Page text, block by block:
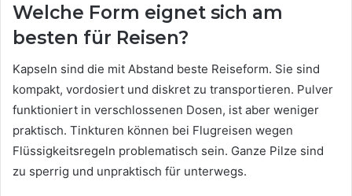
Welche Form eignet sich am
besten für Reisen?
Kapseln sind die mit Abstand beste Reiseform. Sie sind
kompakt, vordosiert und diskret zu transportieren. Pulver
funktioniert in verschlossenen Dosen, ist aber weniger
praktisch. Tinkturen können bei Flugreisen wegen
Flüssigkeitsregeln problematisch sein. Ganze Pilze sind
zu sperrig und unpraktisch für unterwegs.